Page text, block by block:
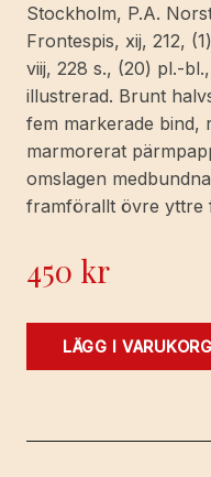
Stockholm, P.A.
Frontespis, xij, 212,
viij, 228 s., (20) pl.-
illustrerad. Brunt
fem markerade bind,
marmorerat
omslagen
framförallt övre yttre
450 kr
Skildringar
LÄGG I VARUKORG